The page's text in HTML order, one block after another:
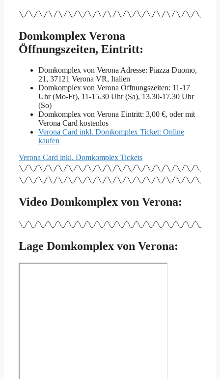
Domkomplex Verona
Öffnungszeiten, Eintritt:
Domkomplex von Verona Adresse: Piazza Duomo,
21, 37121 Verona VR, Italien
Domkomplex von Verona Öffnungszeiten: 11-17
Uhr (Mo-Fr), 11-15.30 Uhr (Sa), 13.30-17.30 Uhr
(So)
Domkomplex von Verona Eintritt: 3,00 €, oder mit
Verona Card kostenlos
Verona Card inkl. Domkomplex Ticket: Online
kaufen
Verona Card inkl. Domkomplex Tickets
Video Domkomplex von Verona:
Lage Domkomplex von Verona: